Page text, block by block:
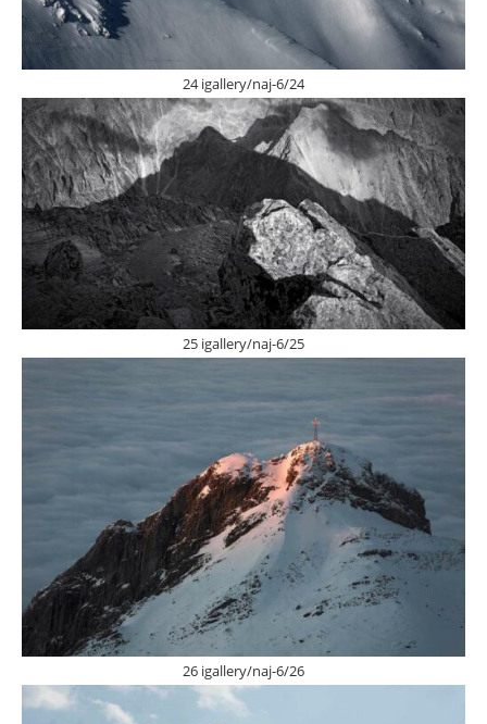
24 igallery/naj-6/24
25 igallery/naj-6/25
26 igallery/naj-6/26